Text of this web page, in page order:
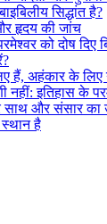
सिद्धांत है?
हृदय की जांच
को दोष दिए
हैं, अहंकार के लिए
नहीं: इतिहास के
और संसार का
स्थान है